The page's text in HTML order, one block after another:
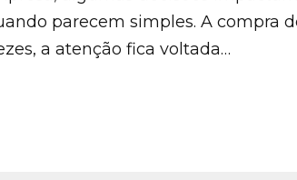
parecem simples. A compra
a atenção fica voltada…